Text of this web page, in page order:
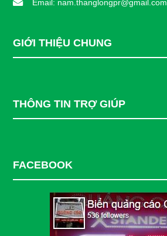
Email: nam.thanglongpr@gmail.com
GIỚI THIỆU CHUNG
THÔNG TIN TRỢ GIÚP
FACEBOOK